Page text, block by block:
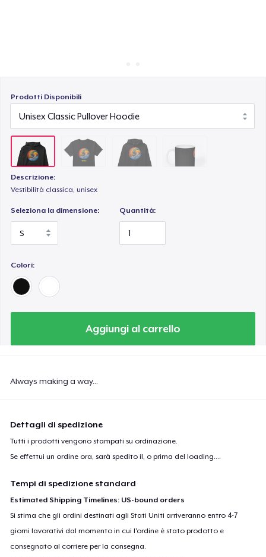
Prodotti Disponibili
Descrizione:
Vestibilità classica, unisex
Seleziona la dimensione: Quantità:
Colori:
Aggiungi al carrello
Always making a way...
Dettagli di spedizione
Tutti i prodotti vengono stampati su ordinazione.
Se effettui un ordine ora, sarà spedito il, o prima delloading....
Tempi di spedizione standard
Estimated Shipping Timelines: US-bound orders
Si stima che gli ordini destinati agli Stati Uniti arriveranno entro 4-7
giorni lavorativi dal momento in cui l'ordine è stato prodotto e
consegnato al corriere per la consegna.